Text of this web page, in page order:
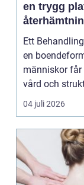
en trygg
förändring
Ett
en
människor får
vård och
en period i live...
04 juli 2026